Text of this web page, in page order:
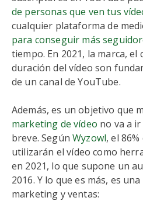
de personas que ven tus
cualquier plataforma de
para conseguir más
tiempo. En 2021, la marca, el
duración del vídeo son
de un canal de YouTube.
Además, es un objetivo que
marketing de vídeo no va a
breve. SegúnWyzowl, el
utilizarán el vídeo como
en 2021, lo que supone un
2016. Y lo que es más, es
marketing y ventas: